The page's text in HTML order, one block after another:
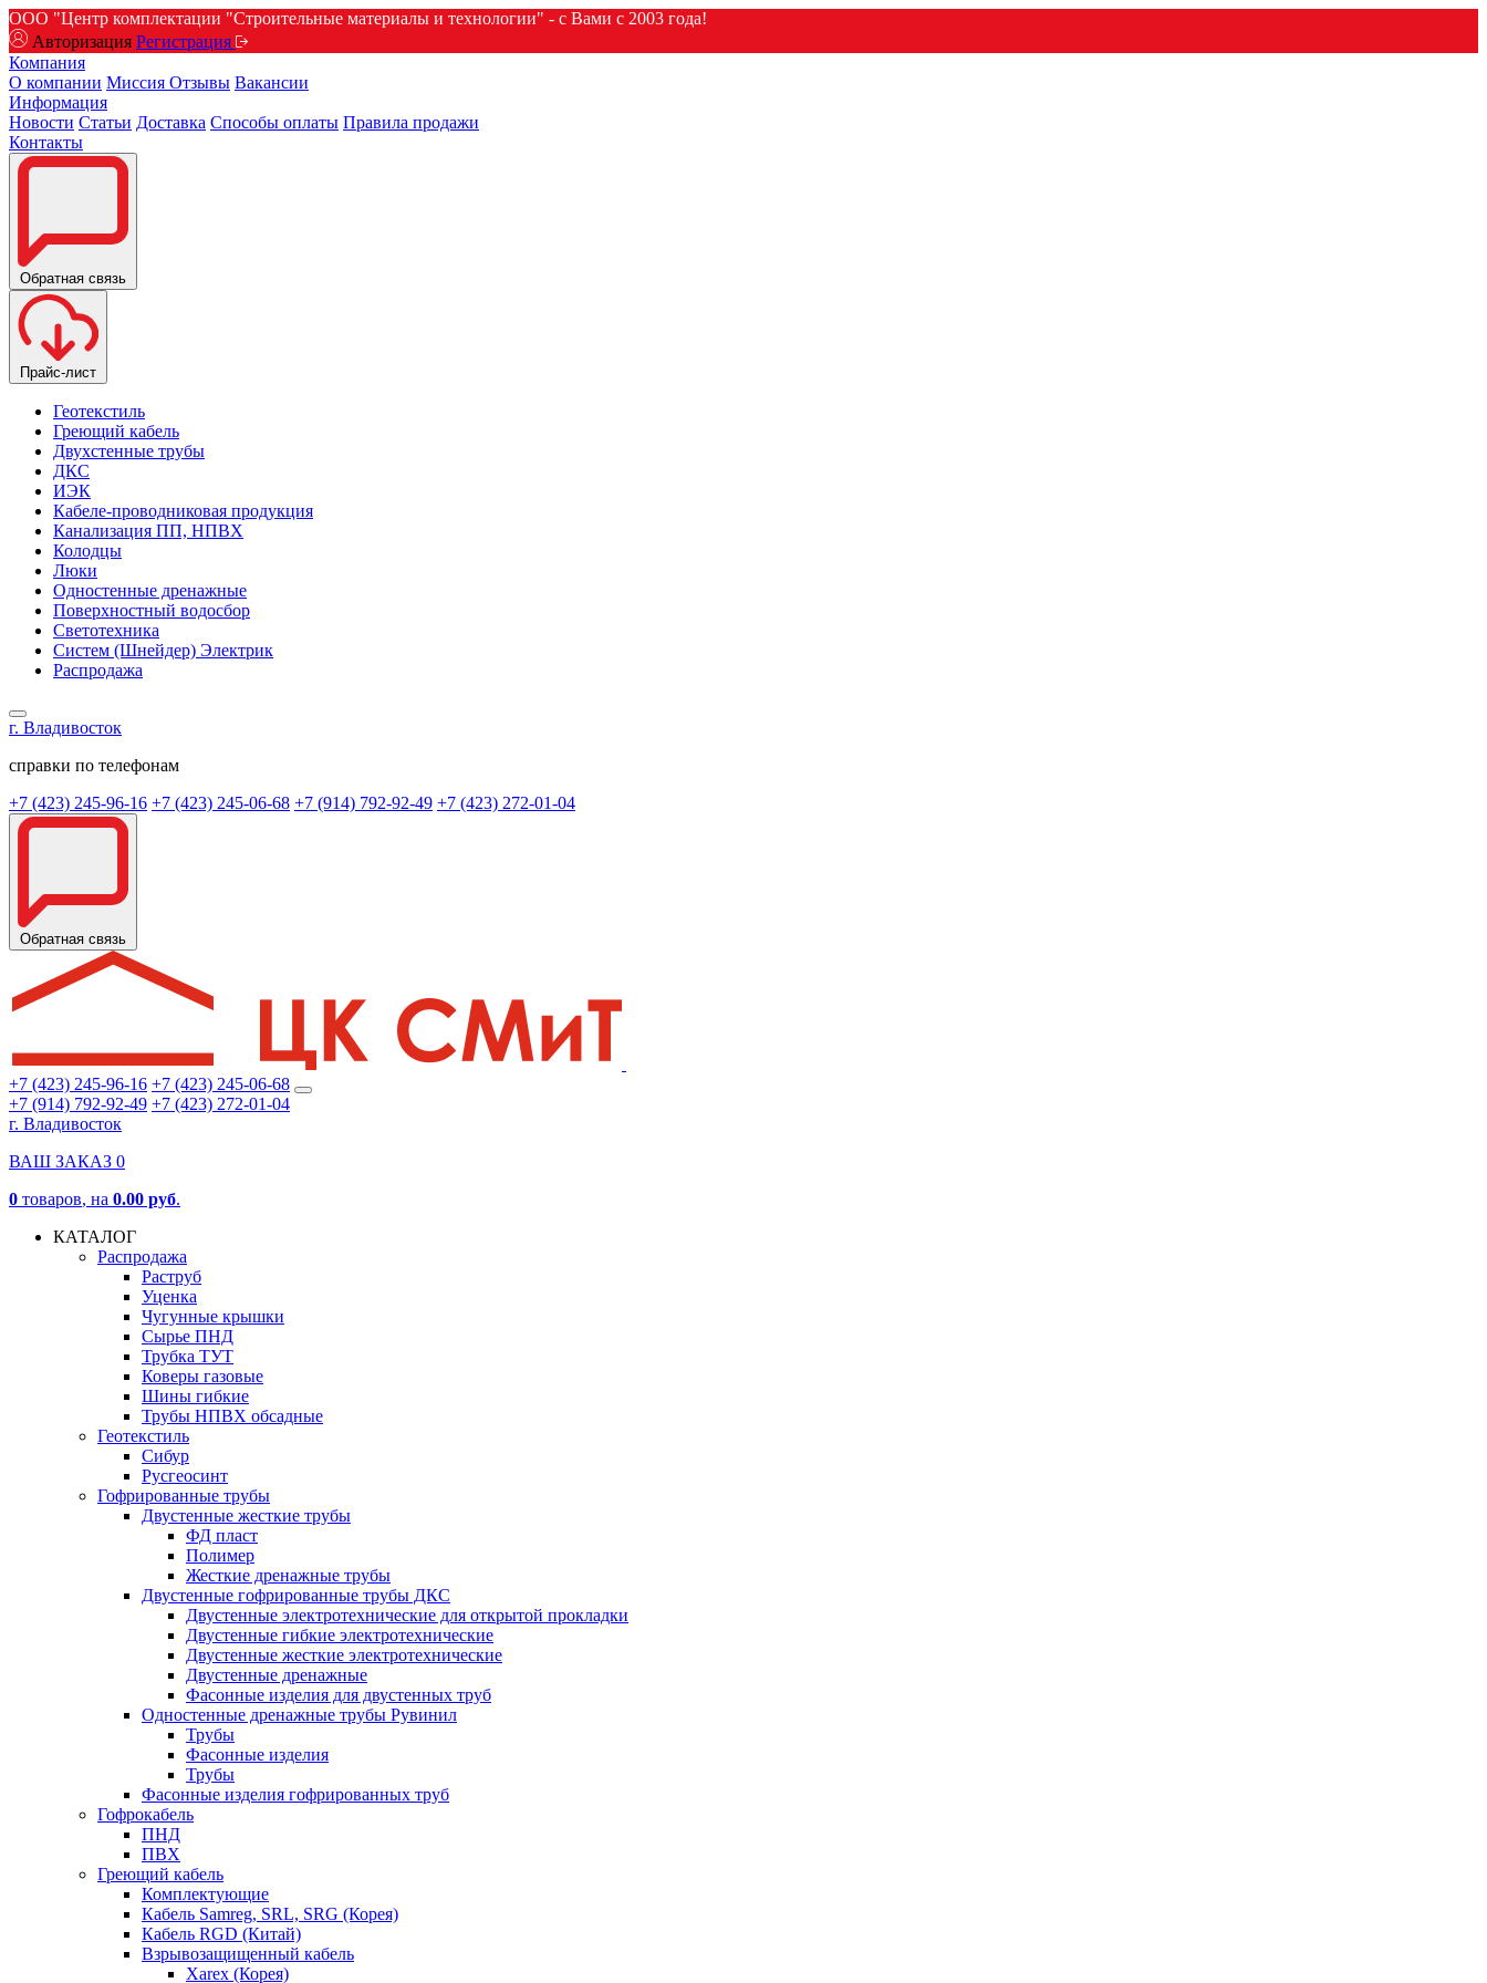
ООО "Центр комплектации "Строительные материалы и технологии" - с Вами с 2003 года!
Авторизация Регистрация
Компания
О компании Миссия Отзывы Вакансии
Информация
Новости Статьи Доставка Способы оплаты Правила продажи
Контакты
Обратная связь
Прайс-лист
Геотекстиль
Греющий кабель
Двухстенные трубы
ДКС
ИЭК
Кабеле-проводниковая продукция
Канализация ПП, НПВХ
Колодцы
Люки
Одностенные дренажные
Поверхностный водосбор
Светотехника
Систем (Шнейдер) Электрик
Распродажа
г. Владивосток
справки по телефонам
+7 (423) 245-96-16 +7 (423) 245-06-68 +7 (914) 792-92-49 +7 (423) 272-01-04
Обратная связь
+7 (423) 245-96-16 +7 (423) 245-06-68
+7 (914) 792-92-49 +7 (423) 272-01-04
г. Владивосток
ВАШ ЗАКАЗ 0
0 товаров, на 0.00 руб.
КАТАЛОГ
Распродажа
Раструб
Уценка
Чугунные крышки
Сырье ПНД
Трубка ТУТ
Коверы газовые
Шины гибкие
Трубы НПВХ обсадные
Геотекстиль
Сибур
Русгеосинт
Гофрированные трубы
Двустенные жесткие трубы
ФД пласт
Полимер
Жесткие дренажные трубы
Двустенные гофрированные трубы ДКС
Двустенные электротехнические для открытой прокладки
Двустенные гибкие электротехнические
Двустенные жесткие электротехнические
Двустенные дренажные
Фасонные изделия для двустенных труб
Одностенные дренажные трубы Рувинил
Трубы
Фасонные изделия
Трубы
Фасонные изделия гофрированных труб
Гофрокабель
ПНД
ПВХ
Греющий кабель
Комплектующие
Кабель Samreg, SRL, SRG (Корея)
Кабель RGD (Китай)
Взрывозащищенный кабель
Xarex (Корея)